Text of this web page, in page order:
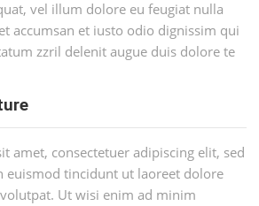
vel illum dolore eu feugiat nulla
accumsan et iusto odio dignissim qui
zzril delenit augue duis dolore te
amet, consectetuer adipiscing elit, sed
euismod tincidunt ut laoreet dolore
Ut wisi enim ad minim